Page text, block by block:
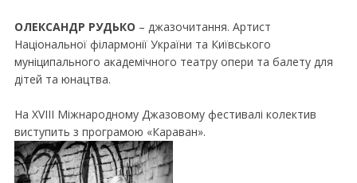
ОЛЕКСАНДР РУДЬКО – джазочитання. Артист
Національної філармонії України та Київського
муніципального академічного театру опери та балету для
дітей та юнацтва.
На ХVIII Міжнародному Джазовому фестивалі колектив
виступить з програмою «Караван».